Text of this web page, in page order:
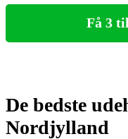
Få 3
De bedste
Nordjylland